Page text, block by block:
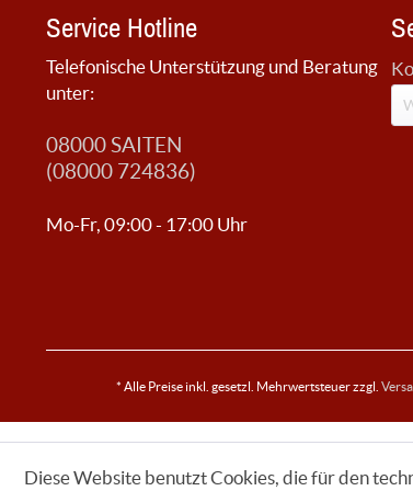
Service Hotline
Telefonische Unterstützung und Beratung
unter:
08000 SAITEN
(08000 724836)
Mo-Fr, 09:00 - 17:00 Uhr
* Alle Preise inkl. gesetzl. Mehrwertsteuer zzgl.
Diese Website benutzt Cookies, die für den